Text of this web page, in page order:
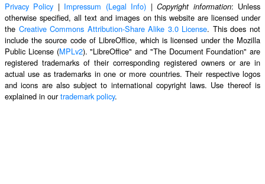
Privacy Policy | Impressum (Legal Info) |Copyright information: Unless
otherwise specified, all text and images on this website are licensed under
the Creative Commons Attribution-Share Alike 3.0 License. This does not
include the source code of LibreOffice, which is licensed under the Mozilla
Public License (MPLv2). "LibreOffice" and "The Document Foundation" are
registered trademarks of their corresponding registered owners or are in
actual use as trademarks in one or more countries. Their respective logos
and icons are also subject to international copyright laws. Use thereof is
explained in ourtrademark policy.